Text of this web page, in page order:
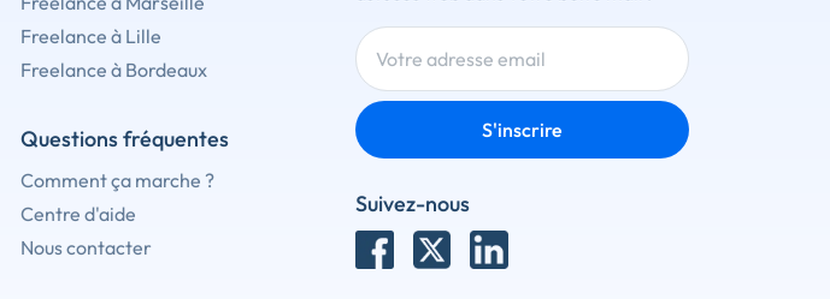
Freelance à Lille
Freelance à Bordeaux
Questions fréquentes
Comment ça marche ?
Centre d'aide
Nous contacter
S'inscrire
Suivez-nous